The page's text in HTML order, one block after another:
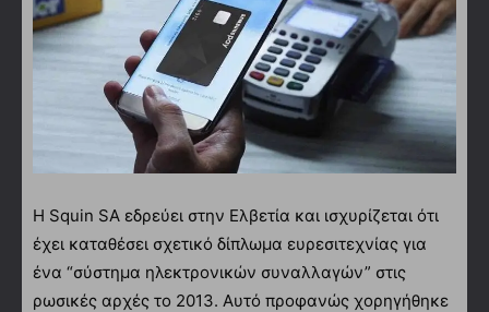
Η Squin SA εδρεύει στην Ελβετία και ισχυρίζεται ότι
έχει καταθέσει σχετικό δίπλωμα ευρεσιτεχνίας για
ένα “σύστημα ηλεκτρονικών συναλλαγών” στις
ρωσικές αρχές το 2013. Αυτό προφανώς χορηγήθηκε